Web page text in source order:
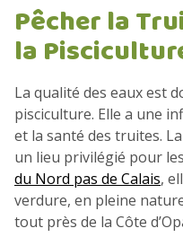
Pêcher la
la
La qualité des eaux est
pisciculture. Elle a une
et la santé des truites.
un lieu privilégié pour
du Nord pas de Calais,
verdure, en pleine
tout près de la Côte